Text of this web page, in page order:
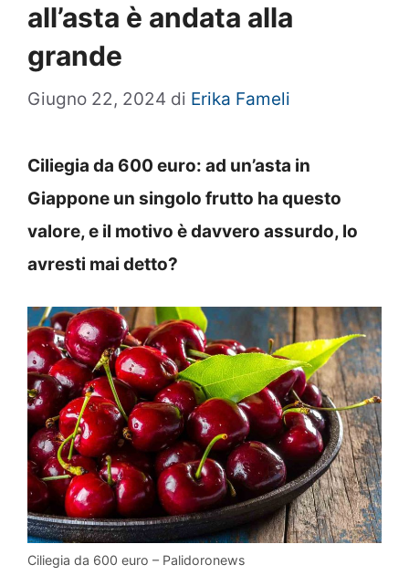
all’asta è andata alla
grande
Giugno 22, 2024 di Erika Fameli
Ciliegia da 600 euro: ad un’asta in
Giappone un singolo frutto ha questo
valore, e il motivo è davvero assurdo, lo
avresti mai detto?
Ciliegia da 600 euro – Palidoronews